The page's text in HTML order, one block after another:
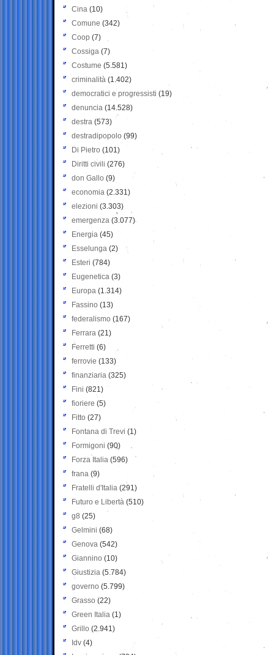
Cina (10)
Comune (342)
Coop (7)
Cossiga (7)
Costume (5.581)
criminalità (1.402)
democratici e progressisti (19)
denuncia (14.528)
destra (573)
destradipopolo (99)
Di Pietro (101)
Diritti civili (276)
don Gallo (9)
economia (2.331)
elezioni (3.303)
emergenza (3.077)
Energia (45)
Esselunga (2)
Esteri (784)
Eugenetica (3)
Europa (1.314)
Fassino (13)
federalismo (167)
Ferrara (21)
Ferretti (6)
ferrovie (133)
finanziaria (325)
Fini (821)
fioriere (5)
Fitto (27)
Fontana di Trevi (1)
Formigoni (90)
Forza Italia (596)
frana (9)
Fratelli d'Italia (291)
Futuro e Libertà (510)
g8 (25)
Gelmini (68)
Genova (542)
Giannino (10)
Giustizia (5.784)
governo (5.799)
Grasso (22)
Green Italia (1)
Grillo (2.941)
Idv (4)